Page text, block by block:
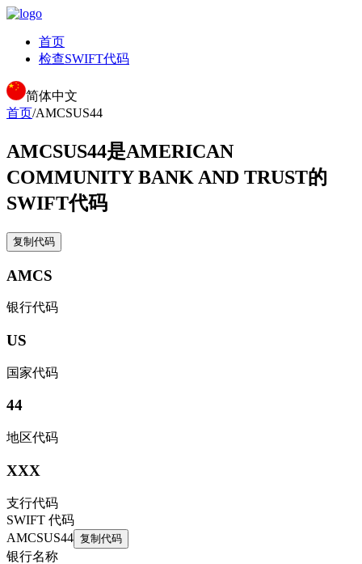
首页
检查SWIFT代码
简体中文
首页/AMCSUS44
AMCSUS44是AMERICAN
COMMUNITY BANK AND TRUST的
SWIFT代码
复制代码
AMCS
银行代码
US
国家代码
44
地区代码
XXX
支行代码
SWIFT 代码
AMCSUS44 复制代码
银行名称